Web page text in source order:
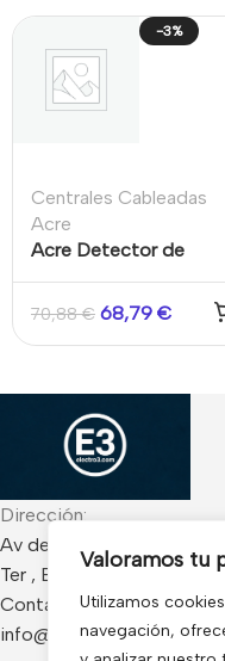
Valoramos tu
Utilizamos
navegación,
-3%
Centrales Cableadas
Acre
Acre Detector de
70,88€ 68,79 €
Dirección:
Av de Francia 234 Local -
Ter , España
Contacto:
info@electro3.com